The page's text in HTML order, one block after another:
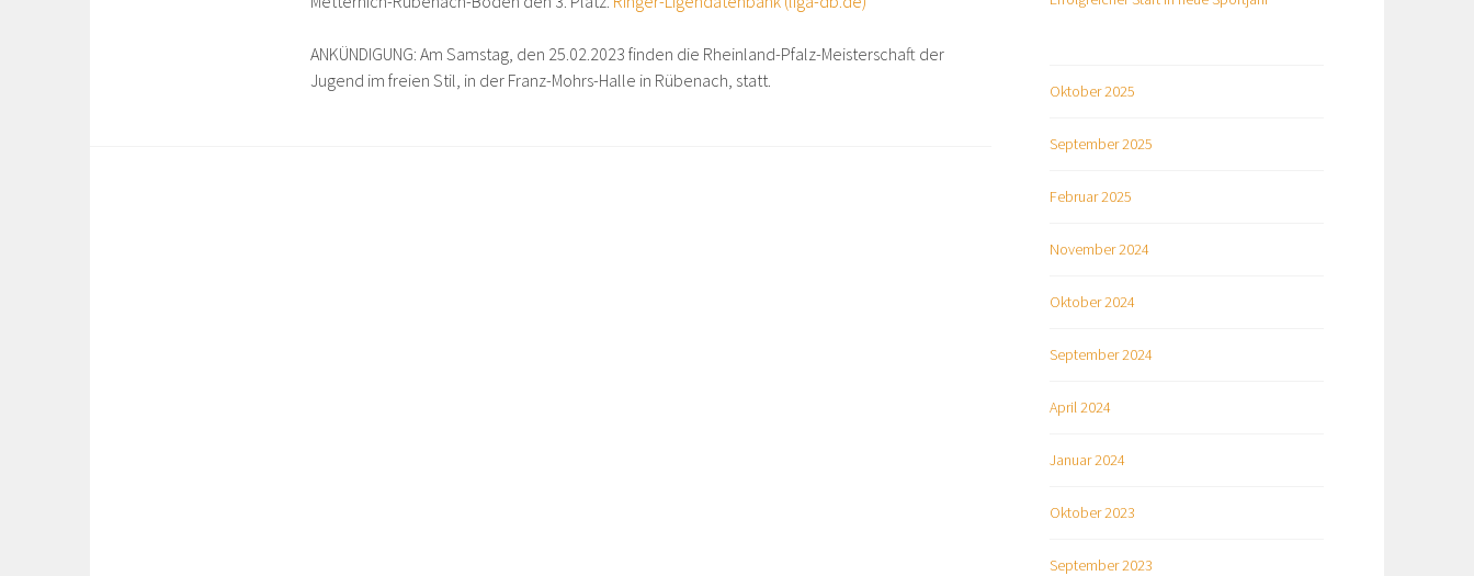
ANKÜNDIGUNG: Am Samstag, den 25.02.2023 finden die Rheinland-Pfalz-Meisterschaft der
Jugend im freien Stil, in der Franz-Mohrs-Halle in Rübenach, statt.
Oktober 2025
September 2025
Februar 2025
November 2024
Oktober 2024
September 2024
April 2024
Januar 2024
Oktober 2023
September 2023